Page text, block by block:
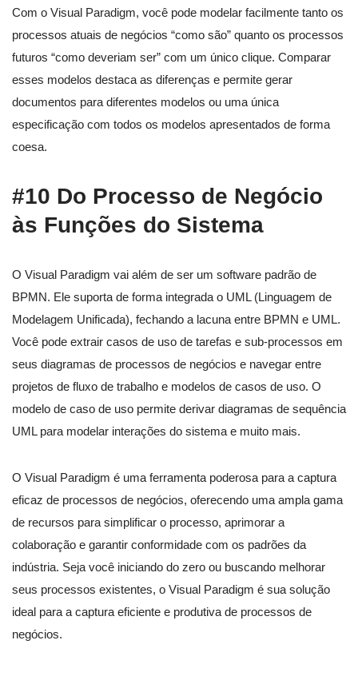
Com o Visual Paradigm, você pode modelar facilmente tanto os
processos atuais de negócios “como são” quanto os processos
futuros “como deveriam ser” com um único clique. Comparar
esses modelos destaca as diferenças e permite gerar
documentos para diferentes modelos ou uma única
especificação com todos os modelos apresentados de forma
coesa.
#10 Do Processo de Negócio
às Funções do Sistema
O Visual Paradigm vai além de ser um software padrão de
BPMN. Ele suporta de forma integrada o UML (Linguagem de
Modelagem Unificada), fechando a lacuna entre BPMN e UML.
Você pode extrair casos de uso de tarefas e sub-processos em
seus diagramas de processos de negócios e navegar entre
projetos de fluxo de trabalho e modelos de casos de uso. O
modelo de caso de uso permite derivar diagramas de sequência
UML para modelar interações do sistema e muito mais.
O Visual Paradigm é uma ferramenta poderosa para a captura
eficaz de processos de negócios, oferecendo uma ampla gama
de recursos para simplificar o processo, aprimorar a
colaboração e garantir conformidade com os padrões da
indústria. Seja você iniciando do zero ou buscando melhorar
seus processos existentes, o Visual Paradigm é sua solução
ideal para a captura eficiente e produtiva de processos de
negócios.